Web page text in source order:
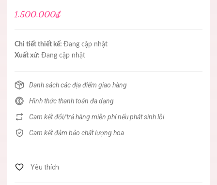
1.500.000₫
Chi tiết thiết kế: Đang cập nhật
Xuất xứ: Đang cập nhật
Danh sách các địa điểm giao hàng
Hình thức thanh toán đa dạng
Cam kết đổi/trả hàng miễn phí nếu phát sinh lỗi
Cam kết đảm bảo chất lượng hoa